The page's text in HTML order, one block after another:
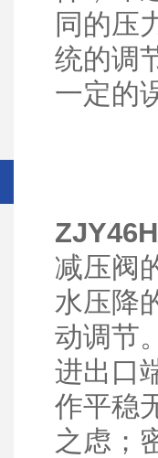
同的压
统的调
一定的
减压阀
水压降
动调节
进出口
作平稳
之虑；